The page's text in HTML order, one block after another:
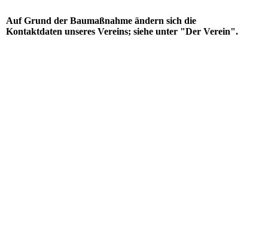
Auf Grund der Baumaßnahme ändern sich die
Kontaktdaten unseres Vereins; siehe unter "Der Verein".